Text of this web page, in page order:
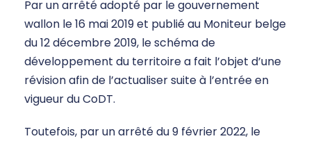
Par un arrêté adopté par le gouvernement
wallon le 16 mai 2019 et publié au Moniteur belge
du 12 décembre 2019, le schéma de
développement du territoire a fait l’objet d’une
révision afin de l’actualiser suite à l’entrée en
vigueur du CoDT.
Toutefois, par un arrêté du 9 février 2022, le